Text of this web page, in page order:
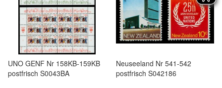
UNO GENF Nr 158KB-159KB
postfrisch S0043BA
Neuseeland Nr 541-542
postfrisch S042186